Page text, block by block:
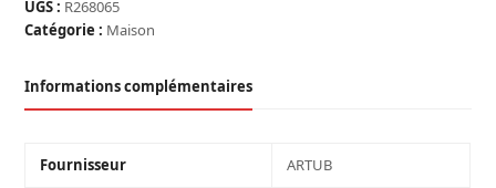
2.47M
UGS : R268065
Catégorie : Maison
Informations complémentaires
Fournisseur ARTUB